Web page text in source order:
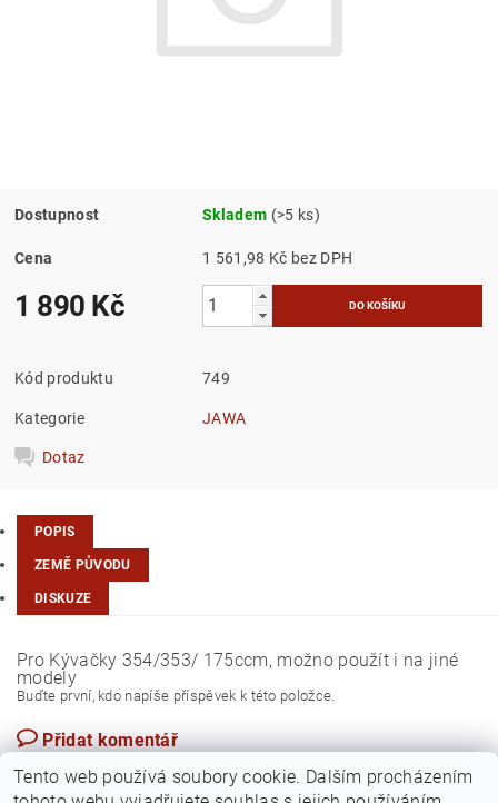
Dostupnost Skladem (>5 ks)
Cena 1 561,98 Kč bez DPH
1 890 Kč
Kód produktu 749
Kategorie JAWA
Dotaz
POPIS
ZEMĚ PŮVODU
DISKUZE
Pro Kývačky 354/353/ 175ccm, možno použít i na jiné
modely
Buďte první, kdo napíše příspěvek k této položce.
Přidat komentář
Tento web používá soubory cookie. Dalším procházením